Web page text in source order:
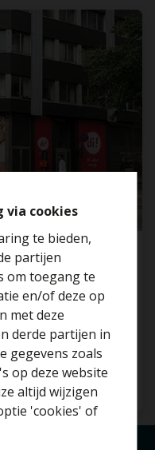
via cookies
te bieden,
partijen
om toegang te
en/of deze op
met deze
derde partijen in
gegevens zoals
op deze website
altijd wijzigen
'cookies' of
te huur/te
de
huis?